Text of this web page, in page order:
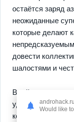
остаётся заряд
неожиданные
которые делают
довести
шалостями и
В геймплее
удобному
короткие матчи,
androhack.ru
Would like